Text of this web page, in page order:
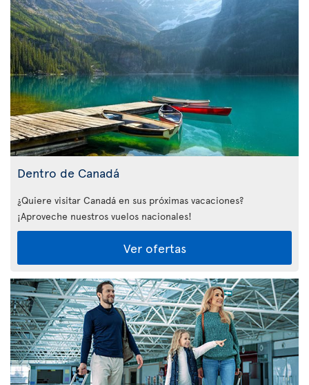
Dentro de Canadá
¿Quiere visitar Canadá en sus próximas vacaciones?
¡Aproveche nuestros vuelos nacionales!
Ver ofertas